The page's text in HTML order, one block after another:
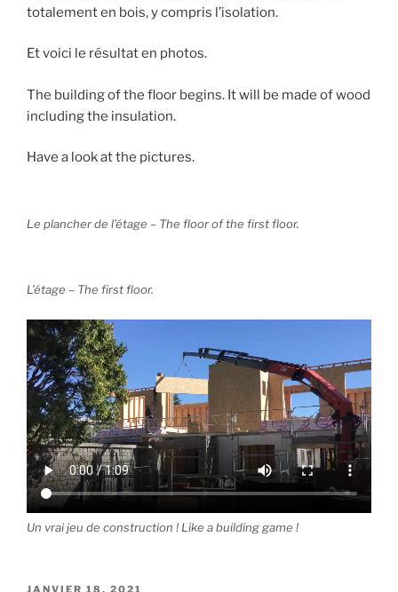
totalement en bois, y compris l’isolation.
Et voici le résultat en photos.
The building of the floor begins. It will be made of wood
including the insulation.
Have a look at the pictures.
Le plancher de l’étage – The floor of the first floor.
L’étage – The first floor.
Un vrai jeu de construction ! Like a building game !
PUBLIÉ
JANVIER 18, 2021